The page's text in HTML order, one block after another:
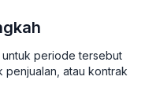
periode tersebut
atau kontrak